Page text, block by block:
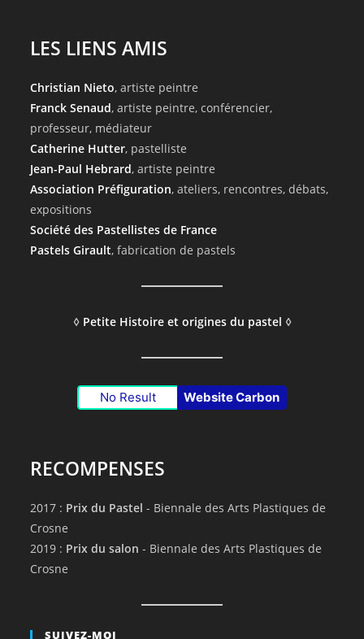
LES LIENS AMIS
Christian Nieto, artiste peintre
Franck Senaud, artiste peintre, conférencier,
professeur, médiateur
Catherine Hutter, pastelliste
Jean-Paul Hebrard, artiste peintre
Association Préfiguration, ateliers, rencontres, débats,
expositions
Société des Pastellistes de France
Pastels Girault, fabrication de pastels
◊ Petite Histoire et origines du pastel ◊
No Result Website Carbon
RECOMPENSES
2017 : Prix du Pastel - Biennale des Arts Plastiques de
Crosne
2019 : Prix du salon - Biennale des Arts Plastiques de
Crosne
SUIVEZ-MOI